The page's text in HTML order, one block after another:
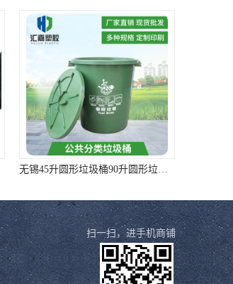
无锡45升圆形垃圾桶90升圆形垃圾桶 样式全质量好价格低
扫一扫，进手机商铺